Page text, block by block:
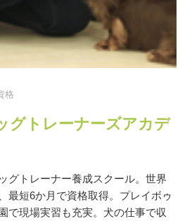
格
グトレーナーズアカデ
グトレーナー養成スクール。世界
最短6か月で資格取得。プレイボゥ
で現場実習も充実。犬の仕事で収